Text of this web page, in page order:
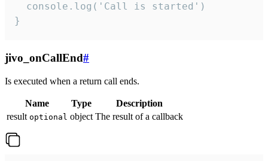
  console.log('Call is started')
}
jivo_onCallEnd#
Is executed when a return call ends.
Name Type
Description
result optional object The result of a callback